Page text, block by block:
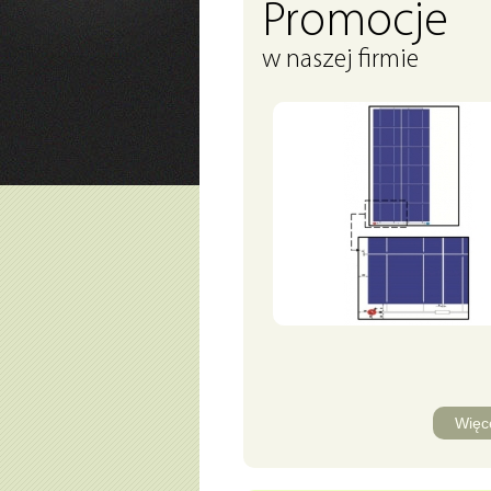
Promocje
w naszej firmie